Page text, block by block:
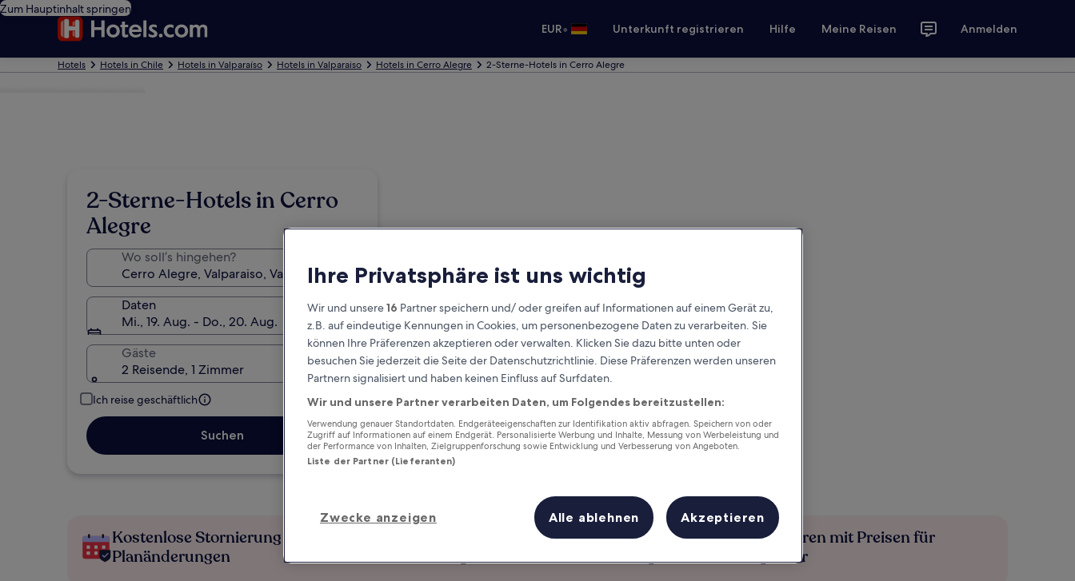
Zum Hauptinhalt springen
EUR• Unterkunft registrieren Hilfe Meine Reisen Anmelden
Hotels Hotels in Chile Hotels in Valparaíso Hotels in Valparaiso Hotels in Cerro Alegre 2-Sterne-Hotels in Cerro Alegre
2-Sterne-Hotels in Cerro
Alegre
Wo soll’s hingehen?
Daten
Mi., 19. Aug. - Do., 20. Aug.
Gäste
2 Reisende, 1 Zimmer
Ich reise geschäftlich
Suchen
Kostenlose Stornierung bei
Planänderungen
Verdiene Prämien für jede
wahrgenommene Übernachtung
Mehr sparen mit Preisen für
Mitglieder
Ihre Privatsphäre ist uns wichtig
Wir und unsere16 Partner speichern und/ oder greifen auf Informationen auf einem Gerät zu,
z.B. auf eindeutige Kennungen in Cookies, um personenbezogene Daten zu verarbeiten. Sie
können Ihre Präferenzen akzeptieren oder verwalten. Klicken Sie dazu bitte unten oder
besuchen Sie jederzeit die Seite der Datenschutzrichtlinie. Diese Präferenzen werden unseren
Partnern signalisiert und haben keinen Einfluss auf Surfdaten.
Wir und unsere Partner verarbeiten Daten, um Folgendes bereitzustellen:
Verwendung genauer Standortdaten. Endgeräteeigenschaften zur Identifikation aktiv abfragen. Speichern von oder
Zugriff auf Informationen auf einem Endgerät. Personalisierte Werbung und Inhalte, Messung von Werbeleistung und
der Performance von Inhalten, Zielgruppenforschung sowie Entwicklung und Verbesserung von Angeboten.
Liste der Partner (Lieferanten)
Zwecke anzeigen Alle ablehnen Akzeptieren